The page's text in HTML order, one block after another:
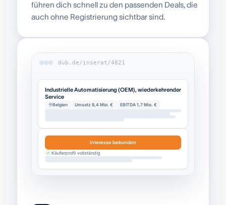
führen dich schnell zu den passenden Deals, die
auch ohne Registrierung sichtbar sind.
dub.de/inserat/4821
Industrielle Automatisierung (OEM), wiederkehrender
Service
Belgien Umsatz 8,4 Mio. € EBITDA 1,7 Mio. €
Interesse bekunden
Käuferprofil vollständig